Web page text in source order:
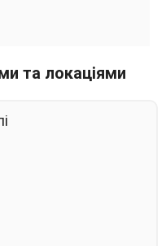
та локаціями